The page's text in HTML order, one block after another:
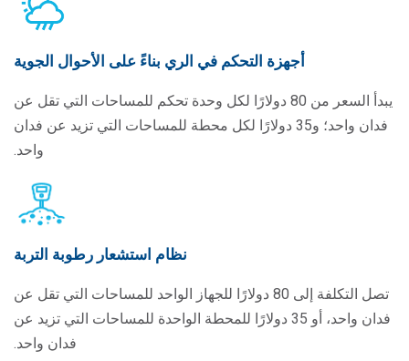
أجهزة التحكم في الري بناءً على الأحوال الجوية
يبدأ السعر من 80 دولارًا لكل وحدة تحكم للمساحات التي تقل عن
فدان واحد؛ و35 دولارًا لكل محطة للمساحات التي تزيد عن فدان
واحد.
نظام استشعار رطوبة التربة
تصل التكلفة إلى 80 دولارًا للجهاز الواحد للمساحات التي تقل عن
فدان واحد، أو 35 دولارًا للمحطة الواحدة للمساحات التي تزيد عن
فدان واحد.